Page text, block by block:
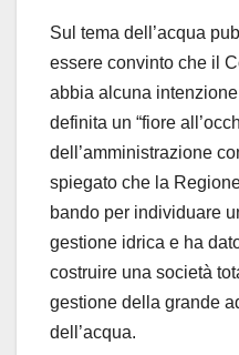
Sul tema dell’acqua
essere convinto che il
abbia alcuna
definita un “fiore
dell’amministrazione
spiegato che la
bando per individuare
gestione idrica e ha
costruire una società
gestione della grande
dell’acqua.